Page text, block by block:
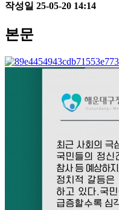
작성일 25-05-20 14:14
본문